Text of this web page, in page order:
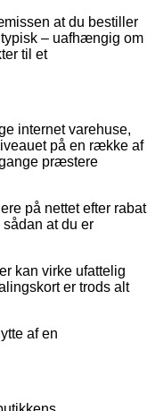
at du bestiller
– uafhængig om
til et
internet varehuse,
på en række af
præstere
på nettet efter rabat
at du er
kan virke ufattelig
er trods alt
af en